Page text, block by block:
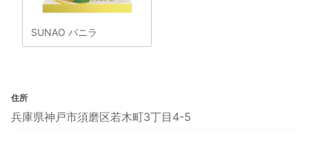
SUNAO バニラ
住所
兵庫県神戸市須磨区若木町3丁目4-5